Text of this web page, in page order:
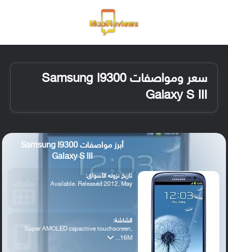
سعر ومواصفات Samsung I9300
Galaxy S III
أبرز مواصفات Samsung I9300
Galaxy S III
تاريخ نزوله الأسواق:
Available. Released 2012, May
الشاشة:
Super AMOLED capacitive touchscreen,
16M...